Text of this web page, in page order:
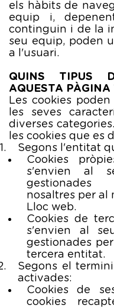
els hàbits de
equip i,
continguin i de la
seu equip, poden
a l'usuari.
QUINS TIPUS
AQUESTA PÀGINA
Les cookies
les seves
diverses
les cookies que es
Segons l'entitat
Cookies
s'envien al
gestionades
nosaltres per al
Lloc web.
Cookies de
s'envien al
gestionades
tercera entitat.
Segons el
activades:
Cookies de
cookies